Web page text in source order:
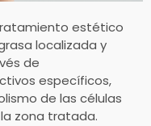
estético
localizada y
de
específicos,
de las células
zona tratada.